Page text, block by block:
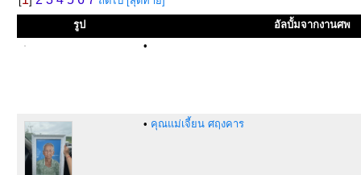
รูป
อัลบั้มจากงานศพ
•
• คุณแม่เจี้ยน ศฤงคาร